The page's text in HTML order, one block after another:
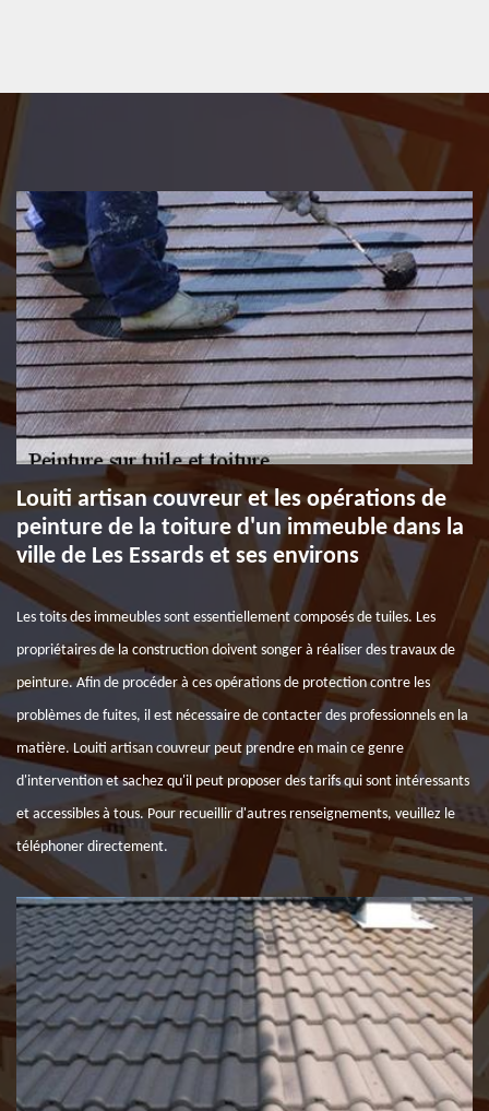
Louiti artisan couvreur et les opérations de
peinture de la toiture d'un immeuble dans la
ville de Les Essards et ses environs
Les toits des immeubles sont essentiellement composés de tuiles. Les
propriétaires de la construction doivent songer à réaliser des travaux de
peinture. Afin de procéder à ces opérations de protection contre les
problèmes de fuites, il est nécessaire de contacter des professionnels en la
matière. Louiti artisan couvreur peut prendre en main ce genre
d'intervention et sachez qu'il peut proposer des tarifs qui sont intéressants
et accessibles à tous. Pour recueillir d'autres renseignements, veuillez le
téléphoner directement.